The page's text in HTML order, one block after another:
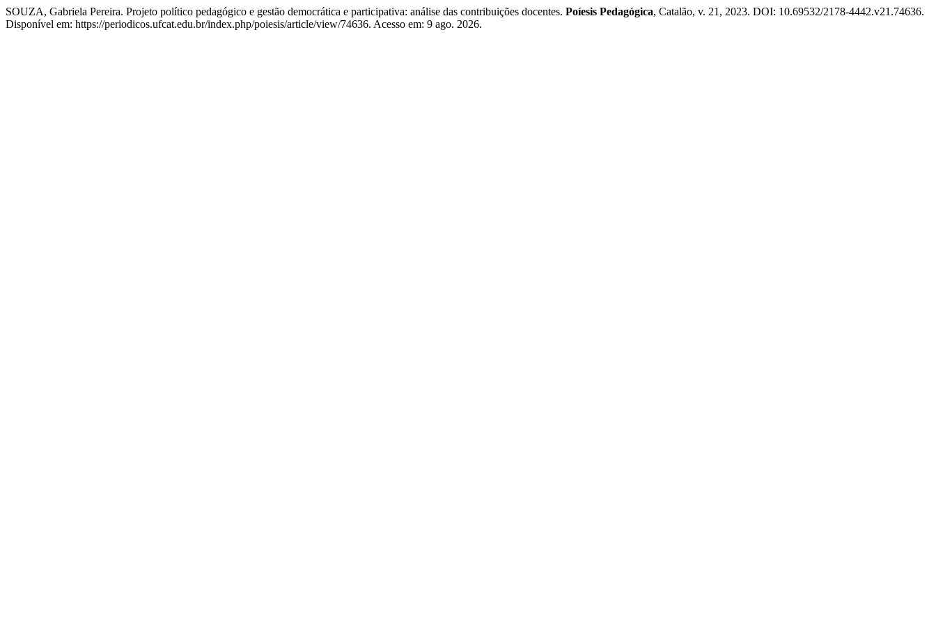
SOUZA, Gabriela Pereira. Projeto político pedagógico e gestão democrática e participativa: análise das contribuições docentes. Poíesis Pedagógica, Catalão, v. 21, 2023. DOI: 10.69532/2178-4442.v21.74636.
Disponível em: https://periodicos.ufcat.edu.br/index.php/poiesis/article/view/74636. Acesso em: 9 ago. 2026.